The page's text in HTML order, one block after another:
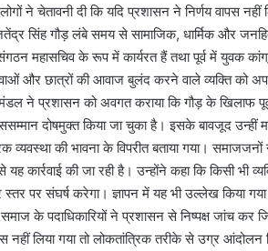
ने चेतावनी दी कि यदि प्रशासन ने निर्णय वापस
सिंह गौड़ लंबे समय से सामाजिक, धार्मिक और
महासचिव के रूप में कार्यरत हैं तथा पूर्व में युवक
और छात्रों की आवाज बुलंद करने वाले व्यक्ति को
ने प्रशासन को अवगत कराया कि गौड़ के खिलाफ
ससम्मान दोषमुक्त किया जा चुका है। इसके बावजूद उन्हीं
व्यवस्था की भावना के विपरीत बताया गया।
यह कार्रवाई की जा रही है। उन्होंने कहा कि किसी भी
पर संघर्ष करेगा। ज्ञापन में यह भी उल्लेख किया
समाज के पदाधिकारियों ने प्रशासन से निष्पक्ष जांच कर
नहीं लिया गया तो लोकतांत्रिक तरीके से उग्र आंदोलन